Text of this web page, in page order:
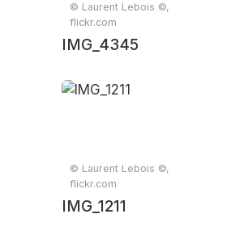
© Laurent Lebois ©,
flickr.com
IMG_4345
© Laurent Lebois ©,
flickr.com
IMG_1211